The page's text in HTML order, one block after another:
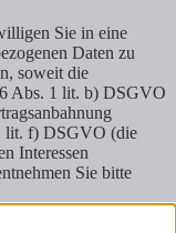
Sie in eine
Daten zu
soweit die
Abs. 1 lit. b) DSGVO
lit. f) DSGVO (die
Interessen
Sie bitte